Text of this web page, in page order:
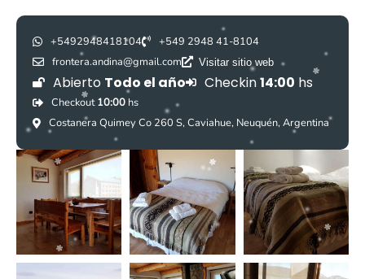
+5492948418104
+549 2948 41-8104
frontera.andina@gmail.com
Visitar sitio web
Abierto Todo el año Checkin14:00 hs
Checkout10:00 hs
Costanera Quimey Co 260 S, Caviahue, Neuquén, Argentina